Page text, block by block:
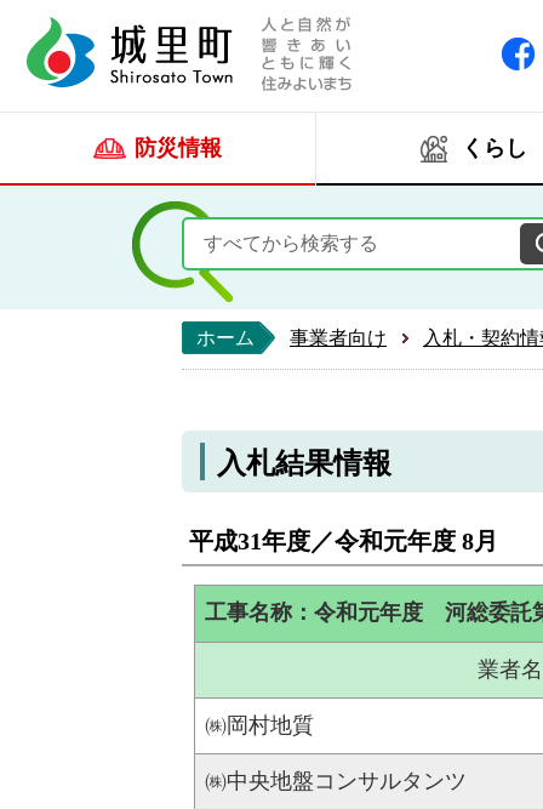
防災情報 くらし
ホーム 事業者向け 入札・契約
入札結果情報
平成31年度／令和元年度 8月
工事名称：令和元年度 河総委
業者名
㈱岡村地質
㈱中央地盤コンサルタンツ